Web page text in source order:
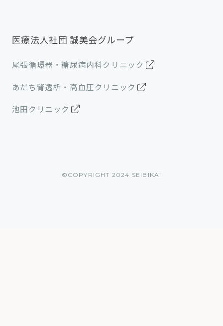
医療法人社団 誠美会グループ
尾張循環器・糖尿病内科クリニック
あだち腎透析・高血圧クリニック
池田クリニック
©︎COPYRIGHT 2024 SEIBIKAI